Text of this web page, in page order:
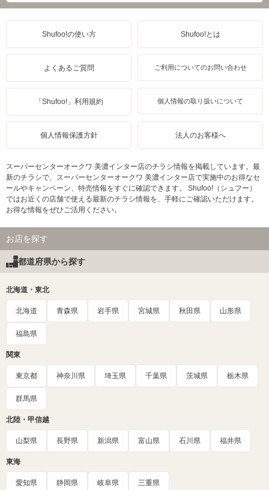
Shufoo!の使い方 Shufoo!とは
よくあるご質問 ご利用についてのお問い合わせ
「Shufoo!」利用規約 個人情報の取り扱いについて
個人情報保護方針 法人のお客様へ
スーパーセンターオークワ 美濃インター店のチラシ情報を掲載しています。最
新のチラシで、スーパーセンターオークワ 美濃インター店で実施中のお得なセ
ールやキャンペーン、特売情報をすぐに確認できます。 Shufoo!（シュフー）
ではお近くの店舗で使える最新のチラシ情報を、手軽にご確認いただけます。
お得な情報をぜひご活用ください。
お店を探す
都道府県から探す
北海道・東北
北海道 青森県 岩手県 宮城県 秋田県 山形県
福島県
関東
東京都 神奈川県 埼玉県 千葉県 茨城県 栃木県
群馬県
北陸・甲信越
山梨県 長野県 新潟県 富山県 石川県 福井県
東海
愛知県 静岡県 岐阜県 三重県